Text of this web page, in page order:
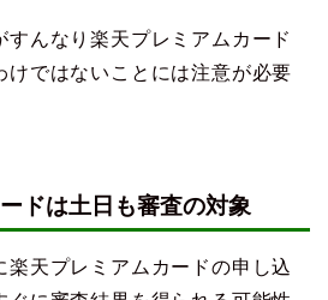
すんなり楽天プレミアムカード
けではないことには注意が必要
ドは土日も審査の対象
楽天プレミアムカードの申し込